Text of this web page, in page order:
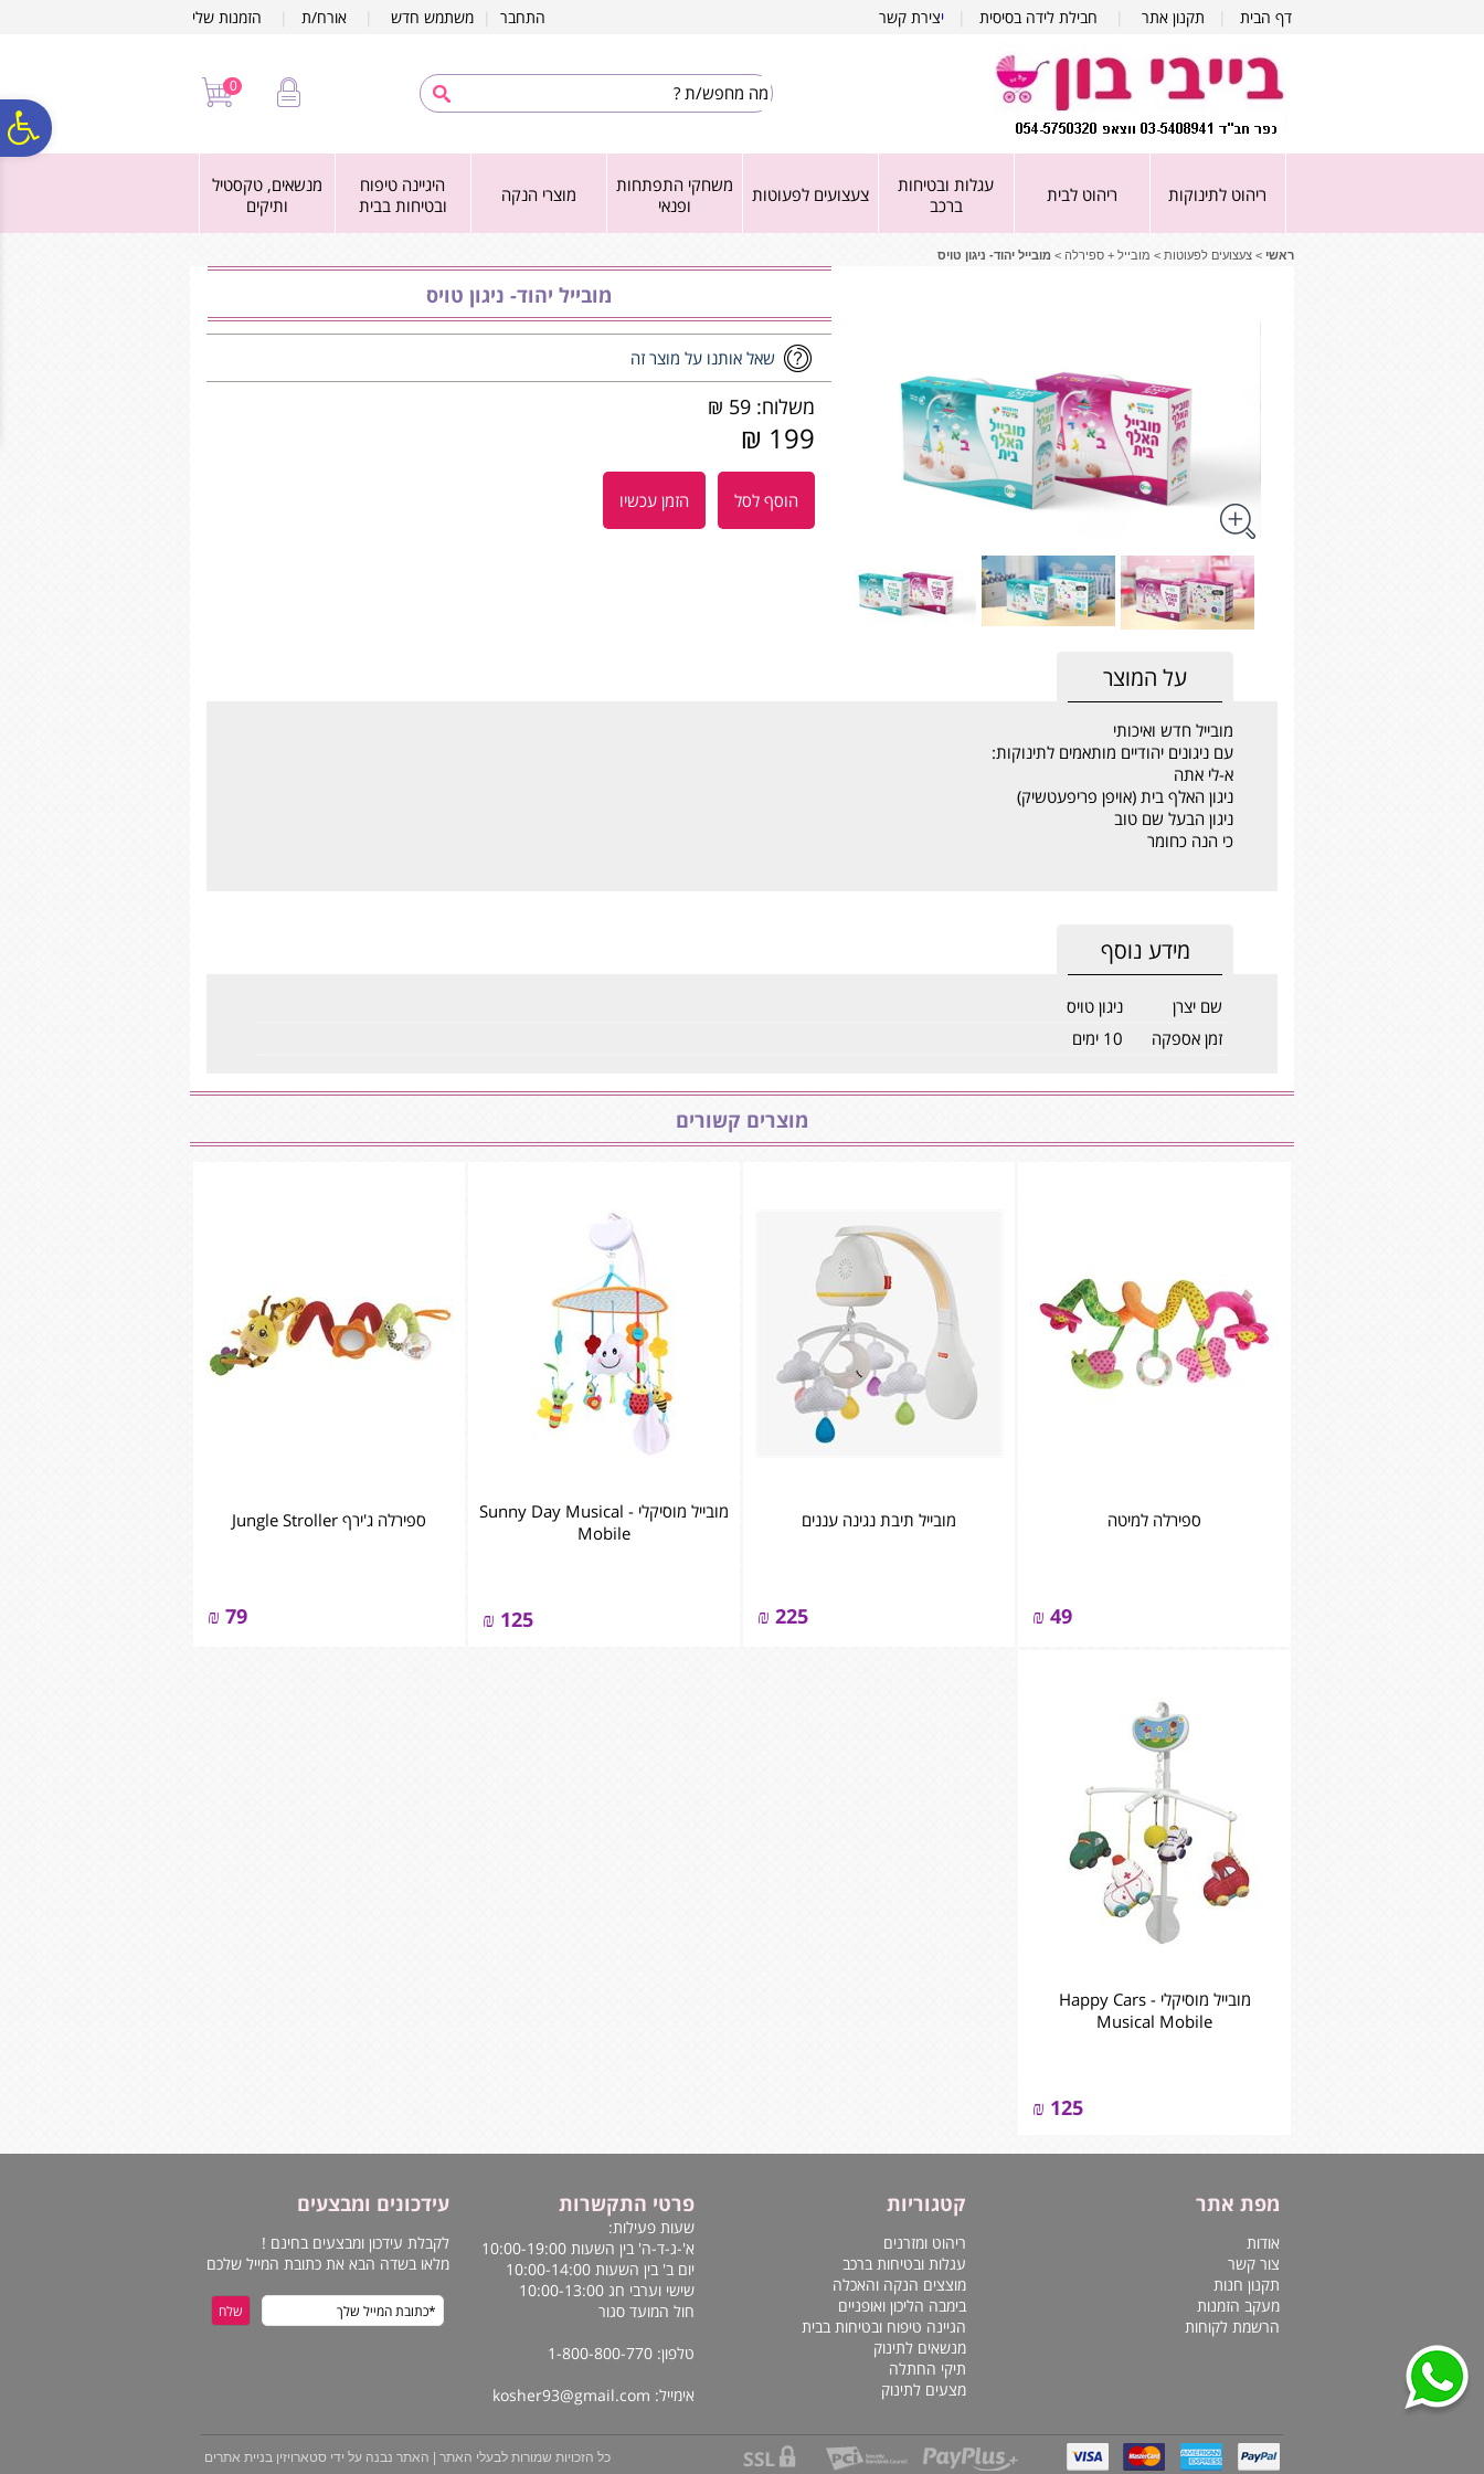
דף הבית תקנון אתר חבילת לידה בסיסית יצירת קשר התחבר משתמש חדש אורח/ת הזמנות שלי
0
ריהוט לתינוקות ריהוט לבית
עגלות ובטיחות
ברכב
צעצועים לפעוטות
משחקי התפתחות
ופנאי
מוצרי הנקה
היגיינה טיפוח
ובטיחות בבית
מנשאים, טקסטיל
ותיקים
ראשי > צעצועים לפעוטות > מובייל + ספירלה > מובייל יהוד- ניגון טויס
מובייל יהוד- ניגון טויס
שאל אותנו על מוצר זה
משלוח: 59 ₪
199 ₪
הוסף לסל הזמן עכשיו
על המוצר
מובייל חדש ואיכותי
עם ניגונים יהודיים מותאמים לתינוקות:
א-לי אתה
ניגון האלף בית (אויפן פריפעטשיק)
ניגון הבעל שם טוב
כי הנה כחומר
מידע נוסף
שם יצרן
ניגון טויס
זמן אספקה
10 ימים
מוצרים קשורים
ספירלה למיטה
49
₪
מובייל תיבת נגינה עננים
225
₪
מובייל מוסיקלי - Sunny Day Musical
Mobile
125
₪
ספירלה ג'ירף Jungle Stroller
79
₪
מובייל מוסיקלי - Happy Cars
Musical Mobile
125
₪
מפת אתר
אודות
צור קשר
תקנון חנות
מעקב הזמנות
הרשמת לקוחות
קטגוריות
ריהוט ומזרנים
עגלות ובטיחות ברכב
מוצצים הנקה והאכלה
בימבה הליכון ואופניים
הגיינה טיפוח ובטיחות בבית
מנשאים לתינוק
תיקי החתלה
מצעים לתינוק
פרטי התקשרות
שעות פעילות:
א'-ג-ד-ה' בין השעות 10:00-19:00
יום ב' בין השעות 10:00-14:00
שישי וערבי חג 10:00-13:00
חול המועד סגור
טלפון: 1-800-800-770
אימייל: kosher93@gmail.com
עידכונים ומבצעים
לקבלת עידכון ומבצעים בחינם !
מלאו בשדה הבא את כתובת המייל שלכם
כל הזכויות שמורות לבעלי האתר | האתר נבנה על ידי סטארויזין בניית אתרים